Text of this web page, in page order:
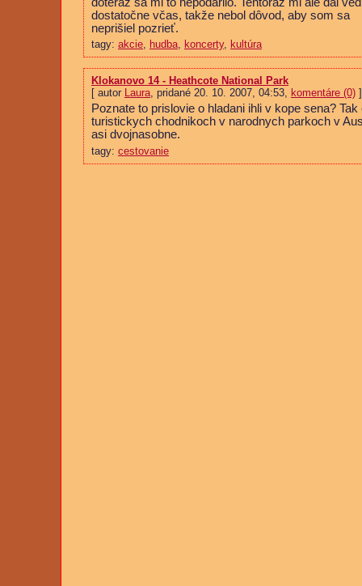
dostatočne včas, takže nebol dôvod, aby som sa
neprišiel pozrieť.
tagy: akcie, hudba, koncerty, kultúra
Klokanovo 14 - Heathcote National Park
[ autor
Laura, pridané 20. 10. 2007, 04:53, komentáre (0)]
Poznate to prislovie o hladani ihli v kope sena? Tak
turistickych chodnikoch v narodnych parkoch v
asi dvojnasobne.
tagy: cestovanie